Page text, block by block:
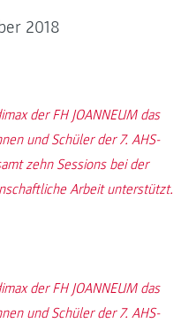
2018
der FH JOANNEUM das
und Schüler der 7. AHS-
zehn Sessions bei der
Arbeit unterstützt.
der FH JOANNEUM das
und Schüler der 7. AHS-